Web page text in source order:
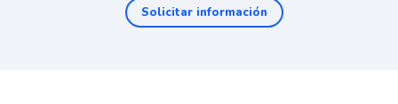
Solicitar información